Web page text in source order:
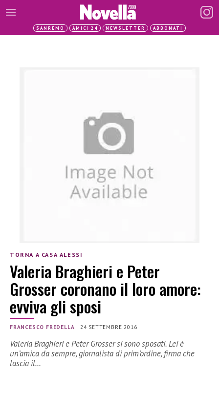
SANREMO AMICI 24 NEWSLETTER ABBONATI
TORNA A CASA ALESSI
Valeria Braghieri e Peter
Grosser coronano il loro amore:
evviva gli sposi
FRANCESCO FREDELLA | 24 SETTEMBRE 2016
Valeria Braghieri e Peter Grosser si sono sposati. Lei è
un’amica da sempre, giornalista di prim’ordine, firma che
lascia il…